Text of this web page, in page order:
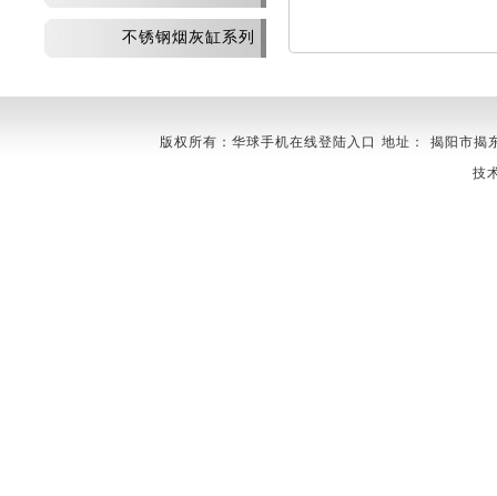
不锈钢烟灰缸系列
版权所有：华球手机在线登陆入口 地址： 揭阳市
技